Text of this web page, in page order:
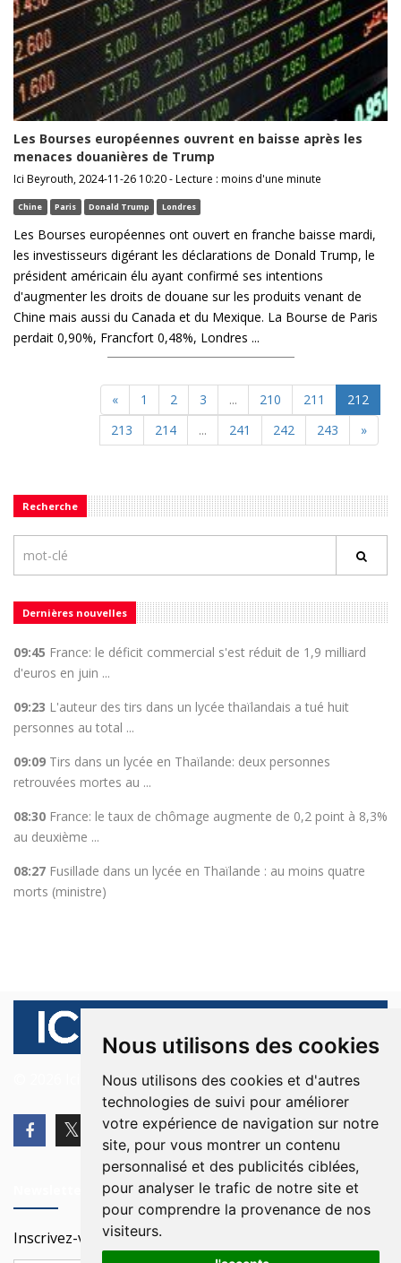
Nous utilisons des cookies
Nous utilisons des cookies et d'autres
technologies de suivi pour améliorer
votre expérience de navigation sur notre
site, pour vous montrer un contenu
personnalisé et des publicités ciblées,
pour analyser le trafic de notre site et
pour comprendre la provenance de nos
visiteurs.
Les Bourses européennes ouvrent en baisse après les
menaces douanières de Trump
Ici Beyrouth, 2024-11-26 10:20 - Lecture : moins d'une minute
Chine Paris Donald Trump Londres
Les Bourses européennes ont ouvert en franche baisse mardi,
les investisseurs digérant les déclarations de Donald Trump, le
président américain élu ayant confirmé ses intentions
d'augmenter les droits de douane sur les produits venant de
Chine mais aussi du Canada et du Mexique. La Bourse de Paris
perdait 0,90%, Francfort 0,48%, Londres ...
« 1 2 3 ... 210 211
212
213
214 ... 241 242 243 »
Recherche
Dernières nouvelles
09:45 France: le déficit commercial s'est réduit de 1,9 milliard
d'euros en juin ...
09:23 L'auteur des tirs dans un lycée thaïlandais a tué huit
personnes au total ...
09:09 Tirs dans un lycée en Thaïlande: deux personnes
retrouvées mortes au ...
08:30 France: le taux de chômage augmente de 0,2 point à 8,3%
au deuxième ...
08:27 Fusillade dans un lycée en Thaïlande : au moins quatre
morts (ministre)
© 2026 Ici Beyrouth. Tous les droits sont réservés.
Inscrivez-vous à notre Newsletter